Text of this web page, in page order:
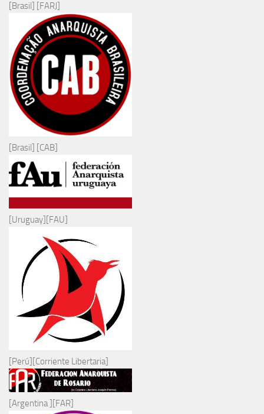
[Brasil] [FARJ]
[Brasil] [CAB]
[Uruguay][FAU]
[Perú][Corriente Libertaria]
[Argentina ][FAR]